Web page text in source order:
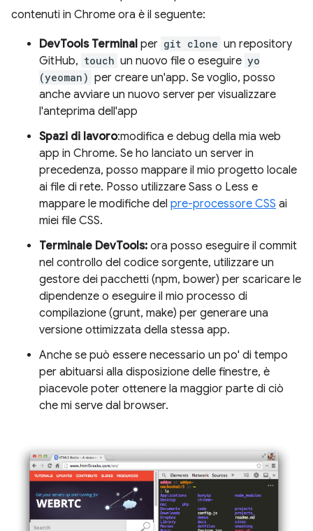
contenuti in Chrome ora è il seguente:
DevTools Terminal per git clone un repository
GitHub, touch un nuovo file o eseguire yo
(yeoman) per creare un'app. Se voglio, posso
anche avviare un nuovo server per visualizzare
l'anteprima dell'app
Spazi di lavoro:modifica e debug della mia web
app in Chrome. Se ho lanciato un server in
precedenza, posso mappare il mio progetto locale
ai file di rete. Posso utilizzare Sass o Less e
mappare le modifiche del pre-processore CSS ai
miei file CSS.
Terminale DevTools: ora posso eseguire il commit
nel controllo del codice sorgente, utilizzare un
gestore dei pacchetti (npm, bower) per scaricare le
dipendenze o eseguire il mio processo di
compilazione (grunt, make) per generare una
versione ottimizzata della stessa app.
Anche se può essere necessario un po' di tempo
per abituarsi alla disposizione delle finestre, è
piacevole poter ottenere la maggior parte di ciò
che mi serve dal browser.